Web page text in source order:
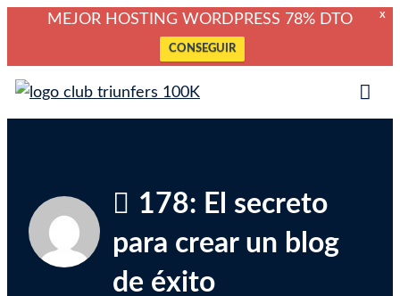
X
MEJOR HOSTING WORDPRESS 78% DTO
CONSEGUIR
Saltar
Club Triunfers
Club de Emprendedores Online
178: El secreto
para crear un blog
de éxito